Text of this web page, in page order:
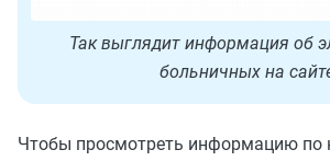
Так выглядит информация об
больничных на
Чтобы просмотреть информацию по